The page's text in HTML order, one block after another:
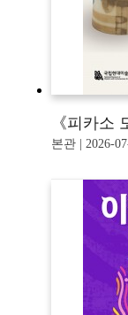
《피카소
본관 | 2026-